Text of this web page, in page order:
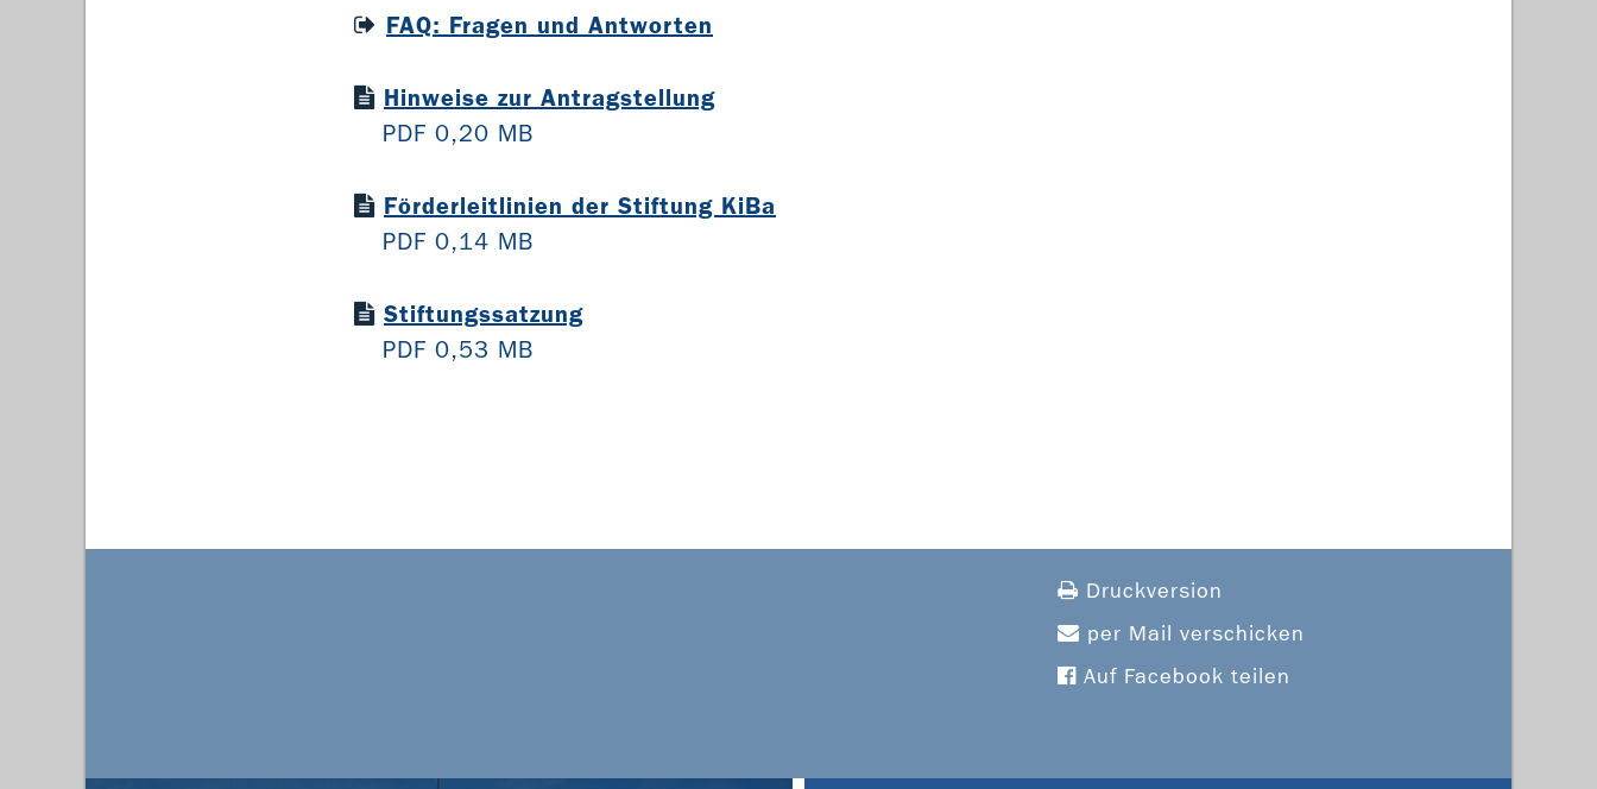
FAQ: Fragen und Antworten
Hinweise zur Antragstellung
PDF 0,20 MB
Förderleitlinien der Stiftung KiBa
PDF 0,14 MB
Stiftungssatzung
PDF 0,53 MB
Druckversion
per Mail verschicken
Auf Facebook teilen